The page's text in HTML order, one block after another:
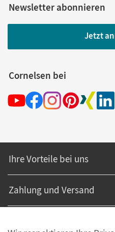
Newsletter abonnieren
Jetzt
Cornelsen bei
Ihre Vorteile bei uns
Zahlung und Versand